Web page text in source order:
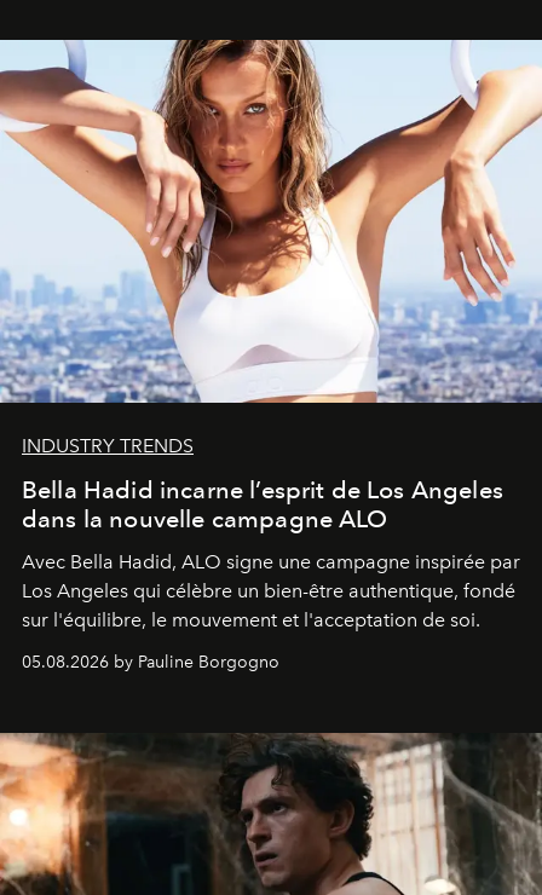
INDUSTRY TRENDS
Bella Hadid incarne l’esprit de Los Angeles
dans la nouvelle campagne ALO
Avec Bella Hadid, ALO signe une campagne inspirée par
Los Angeles qui célèbre un bien-être authentique, fondé
sur l'équilibre, le mouvement et l'acceptation de soi.
05.08.2026 by Pauline Borgogno